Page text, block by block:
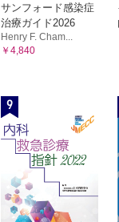
設に入ってもらい
だけれど…
倫理的課題
な人」と思い，ケア
では…
イバシーにかかわる
いのに…
族の意向を確認しな
族について理解して
れど…
サンフォード感染症
治療ガイド2026
Henry F. Cham...
￥4,840
9